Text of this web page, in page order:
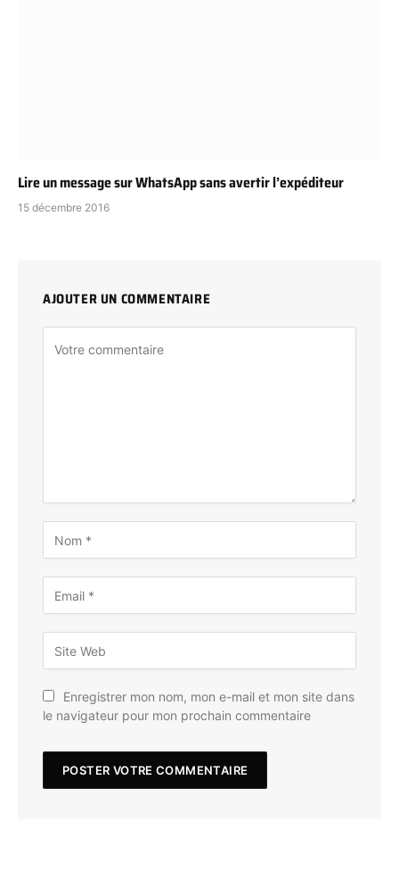
Lire un message sur WhatsApp sans avertir l’expéditeur
15 décembre 2016
AJOUTER UN COMMENTAIRE
Enregistrer mon nom, mon e-mail et mon site dans
le navigateur pour mon prochain commentaire